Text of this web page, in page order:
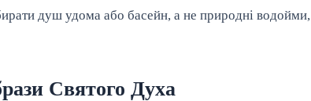
душ удома або басейн, а не природні водойми,
Святого Духа